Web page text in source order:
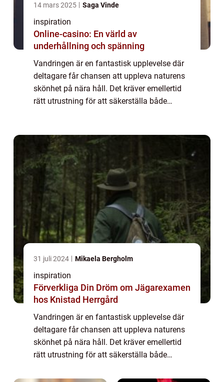
14 mars 2025 Saga Vinde
inspiration
Online-casino: En värld av
underhållning och spänning
Vandringen är en fantastisk upplevelse där
deltagare får chansen att uppleva naturens
skönhet på nära håll. Det kräver emellertid
rätt utrustning för att säkerställa både
31 juli 2024 Mikaela Bergholm
inspiration
Förverkliga Din Dröm om Jägarexamen
hos Knistad Herrgård
Vandringen är en fantastisk upplevelse där
deltagare får chansen att uppleva naturens
skönhet på nära håll. Det kräver emellertid
rätt utrustning för att säkerställa både